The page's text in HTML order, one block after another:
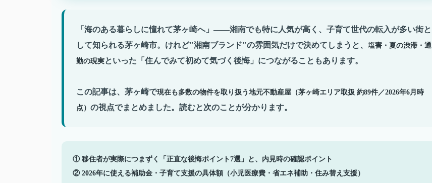
「海のある暮らしに憧れて茅ヶ崎へ」——湘南でも特に人気が高く、子育て世代の転入が多い街と
して知られる茅ヶ崎市。けれど"湘南ブランド"の雰囲気だけで決めてしまうと、 塩害・夏の渋滞・通
勤の現実といった「住んでみて初めて気づく後悔」につながることもあります。
この記事は、茅ヶ崎で現在も多数の物件を取り扱う地元不動産屋（茅ヶ崎エリア取扱 約89件／2026年6月時
点） の視点でまとめました。読むと次のことが分かります。
① 移住者が実際につまずく「正直な後悔ポイント7選」と、内見時の確認ポイント
② 2026年に使える補助金・子育て支援の具体額 （小児医療費・省エネ補助・住み替え支援）